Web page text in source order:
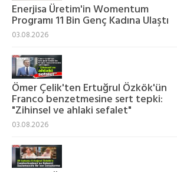
Enerjisa Üretim'in Womentum
Programı 11 Bin Genç Kadına Ulaştı
03.08.2026
Ömer Çelik'ten Ertuğrul Özkök'ün
Franco benzetmesine sert tepki:
"Zihinsel ve ahlaki sefalet"
03.08.2026